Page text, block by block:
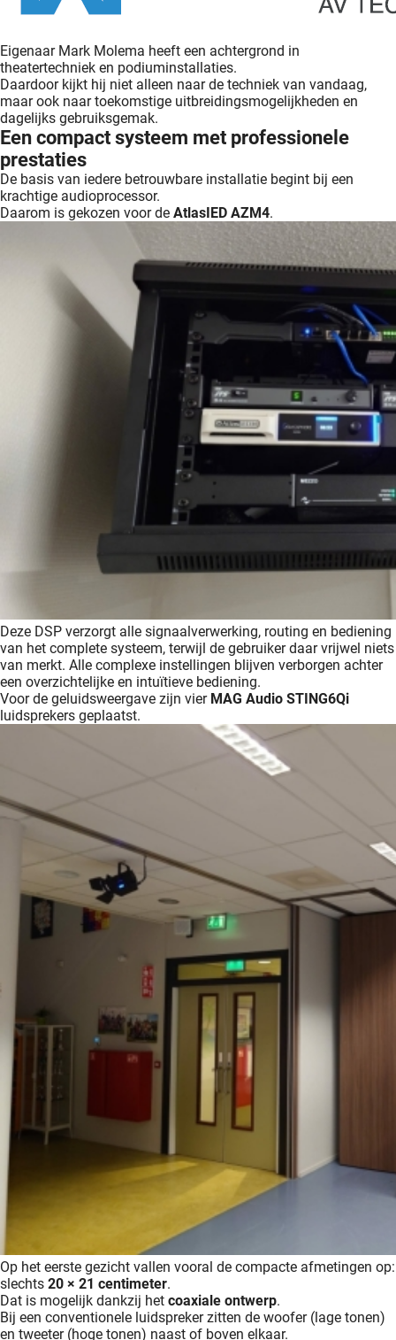
Eigenaar Mark Molema heeft een achtergrond in
theatertechniek en podiuminstallaties.
Daardoor kijkt hij niet alleen naar de techniek van vandaag,
maar ook naar toekomstige uitbreidingsmogelijkheden en
dagelijks gebruiksgemak.
Een compact systeem met professionele
prestaties
De basis van iedere betrouwbare installatie begint bij een
krachtige audioprocessor.
Daarom is gekozen voor de AtlasIED AZM4.
Deze DSP verzorgt alle signaalverwerking, routing en bediening
van het complete systeem, terwijl de gebruiker daar vrijwel niets
van merkt. Alle complexe instellingen blijven verborgen achter
een overzichtelijke en intuïtieve bediening.
Voor de geluidsweergave zijn vier MAG Audio STING6Qi
luidsprekers geplaatst.
Op het eerste gezicht vallen vooral de compacte afmetingen op:
slechts 20 × 21 centimeter.
Dat is mogelijk dankzij het coaxiale ontwerp.
Bij een conventionele luidspreker zitten de woofer (lage tonen)
en tweeter (hoge tonen) naast of boven elkaar.